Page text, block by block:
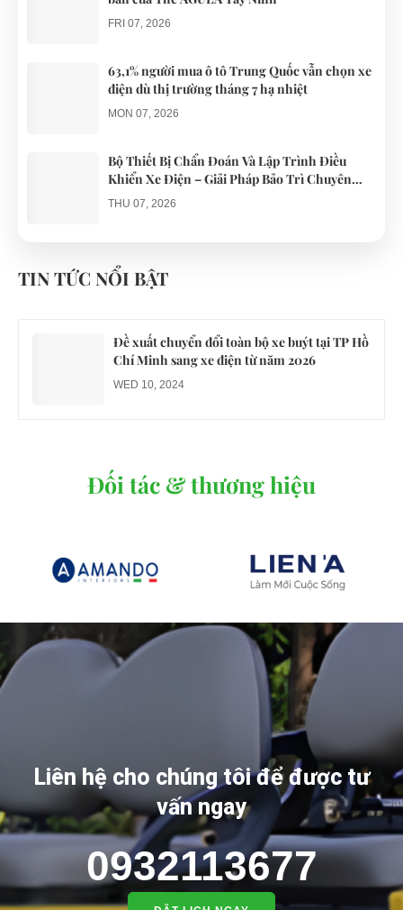
FRI 07, 2026
63,1% người mua ô tô Trung Quốc vẫn chọn xe
điện dù thị trường tháng 7 hạ nhiệt
MON 07, 2026
Bộ Thiết Bị Chẩn Đoán Và Lập Trình Điều
Khiển Xe Điện – Giải Pháp Bảo Trì Chuyên
Nghiệp
THU 07, 2026
gổ khi đón du khách ở Quy Nhơn
TIN TỨC NỔI BẬT
Đề xuất chuyển đổi toàn bộ xe buýt tại TP Hồ
Chí Minh sang xe điện từ năm 2026
WED 10, 2024
Đối tác & thương hiệu
Liên hệ cho chúng tôi để được tư
vấn ngay
0932113677